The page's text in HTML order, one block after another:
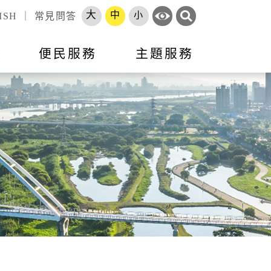
常見問答 大 中 小
活動訊息市政會議專題報告
建設建議
（捐）助
報
開放資料
便民服務
租資訊 跨區服務網
服務 智能客服
主題服務
須知
標準
金額基準
目
就業
就業資訊
勞工大學
市府徵才
職訓補給站
原住民人力資源網